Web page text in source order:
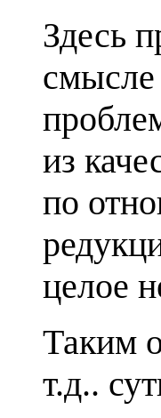
Здесь
из
по
целое
Таким
т.д..